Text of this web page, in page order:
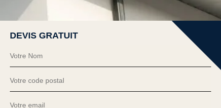
DEVIS GRATUIT